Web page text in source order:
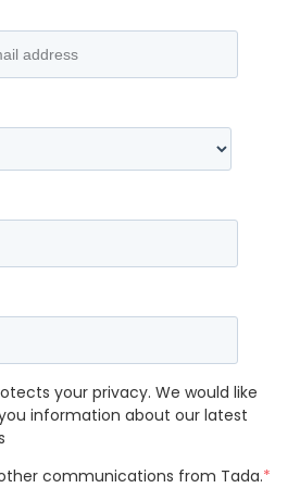
your privacy. We would like
information about our latest
communications from Tada.*